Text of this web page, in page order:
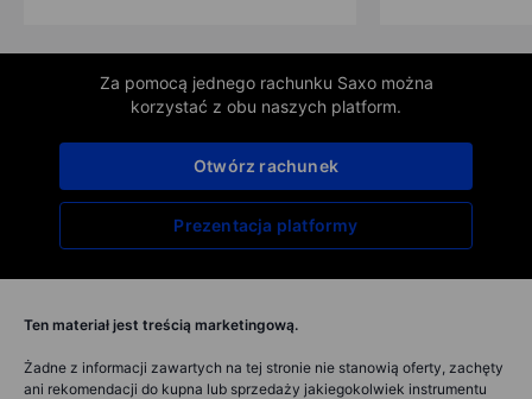
Za pomocą jednego rachunku Saxo można
korzystać z obu naszych platform.
Prezentacja platformy
Otwórz rachunek
Ten materiał jest treścią marketingową.
Żadne z informacji zawartych na tej stronie nie stanowią oferty, zachęty
ani rekomendacji do kupna lub sprzedaży jakiegokolwiek instrumentu